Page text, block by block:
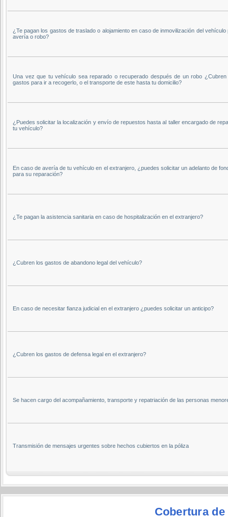
¿Te pagan los gastos de traslado o alojamiento en caso de inmovilización del vehículo
avería o robo?
Una vez que tu vehículo sea reparado o recuperado después de un robo ¿Cubren
gastos para ir a recogerlo, o el transporte de este hasta tu domicilio?
¿Puedes solicitar la localización y envío de repuestos hasta al taller encargado de
tu vehículo?
En caso de avería de tu vehículo en el extranjero, ¿puedes solicitar un adelanto de
para su reparación?
¿Te pagan la asistencia sanitaria en caso de hospitalización en el extranjero?
¿Cubren los gastos de abandono legal del vehículo?
En caso de necesitar fianza judicial en el extranjero ¿puedes solicitar un anticipo?
¿Cubren los gastos de defensa legal en el extranjero?
Se hacen cargo del acompañamiento, transporte y repatriación de las personas
Transmisión de mensajes urgentes sobre hechos cubiertos en la póliza
Cobertura